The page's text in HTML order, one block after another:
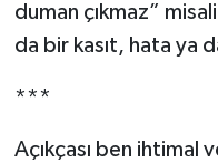
duman çıkmaz”
da bir kasıt, hata ya
***
Açıkçası ben ihtimal